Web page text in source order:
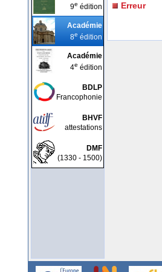
9e édition
Académie
8e édition
Académie
4e édition
BDLP
Francophonie
BHVF
attestations
DMF
(1330 - 1500)
Erreur